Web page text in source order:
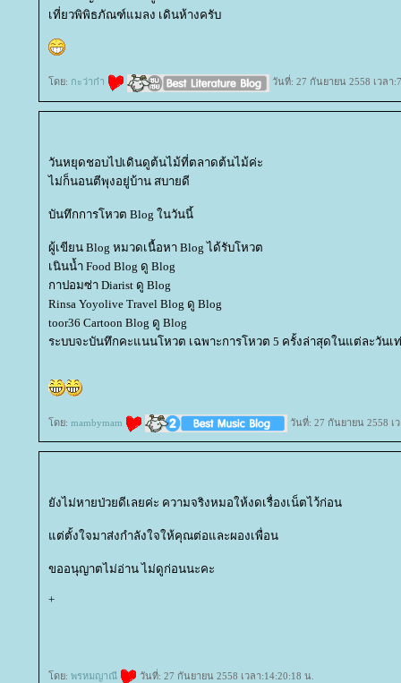
เที่ยวพิพิธภัณฑ์แมลง เดินห้างครับ
ดย: กะว่าก๋า วันที่: 27 กันยายน 2558 เวลา
วันหยุดชอบไปเดินดูต้นไม้ที่ตลาดต้นไม้ค่ะ
ไม่ก็นอนตีพุงอยู่บ้าน สบายดี
บันทึกการโหวต Blog ในวันนี้
ผู้เขียน Blog หมวดเนื้อหา Blog ได้รับโหวต
เนินน้ำ Food Blog ดู Blog
กาปอมซ่า Diarist ดู Blog
Rinsa Yoyolive Travel Blog ดู Blog
toor36 Cartoon Blog ดู Blog
ระบบจะบันทึกคะแนนโหวต เฉพาะการโหวต 5 ครั้งล่าสุดในแต่ละวันเ
ดย: mambymam วันที่: 27 กันยายน 2558 เ
ังไม่หายป่วยดีเลยค่ะ ความจริงหมอให้งดเรื่องเน็ตไว้ก่อน
ต่ตั้งใจมาส่งกำลังใจให้คุณต่อและผองเพื่อน
ขออนุญาตไม่อ่าน ไม่ดูก่อนนะคะ
+
ดย: พรหมญาณี วันที่: 27 กันยายน 2558 เวลา:14:20:18 น.